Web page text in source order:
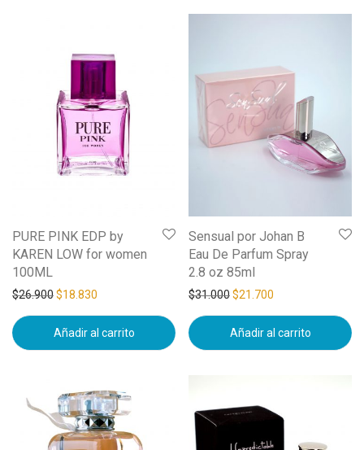
PURE PINK EDP by
KAREN LOW for women
100ML
$26.900$18.830
Añadir al carrito
Sensual por Johan B
Eau De Parfum Spray
2.8 oz 85ml
$31.000$21.700
Añadir al carrito